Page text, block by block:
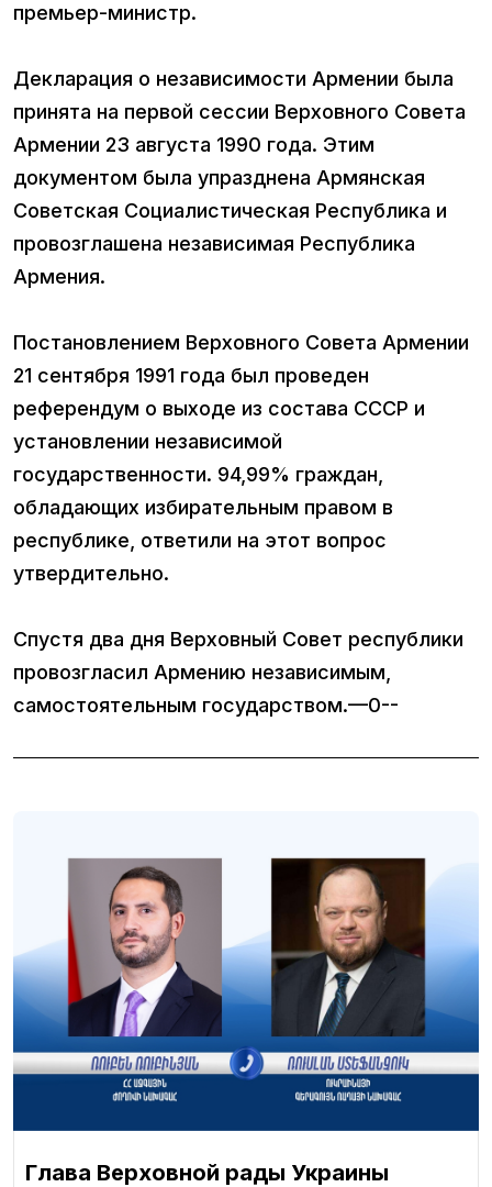
премьер-министр.
Декларация о независимости Армении была
принята на первой сессии Верховного Совета
Армении 23 августа 1990 года. Этим
документом была упразднена Армянская
Советская Социалистическая Республика и
провозглашена независимая Республика
Армения.
Постановлением Верховного Совета Армении
21 сентября 1991 года был проведен
референдум о выходе из состава СССР и
установлении независимой
государственности. 94,99% граждан,
обладающих избирательным правом в
республике, ответили на этот вопрос
утвердительно.
Спустя два дня Верховный Совет республики
провозгласил Армению независимым,
самостоятельным государством.—0--
Глава Верховной рады Украины